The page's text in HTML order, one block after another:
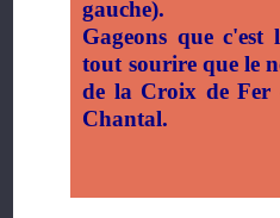
gauche).
Gageons que
tout sourire que le
de la Croix de Fer
Chantal.